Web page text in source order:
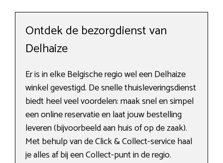
Ontdek de bezorgdienst van
Delhaize
Er is in elke Belgische regio wel een Delhaize
winkel gevestigd. De snelle thuisleveringsdienst
biedt heel veel voordelen: maak snel en simpel
een online reservatie en laat jouw bestelling
leveren (bijvoorbeeld aan huis of op de zaak).
Met behulp van de Click & Collect-service haal
je alles af bij een Collect-punt in de regio.